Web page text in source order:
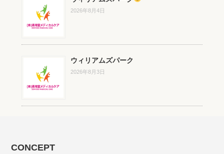
2026年8月4日
ウィリアムズパーク
2026年8月3日
CONCEPT